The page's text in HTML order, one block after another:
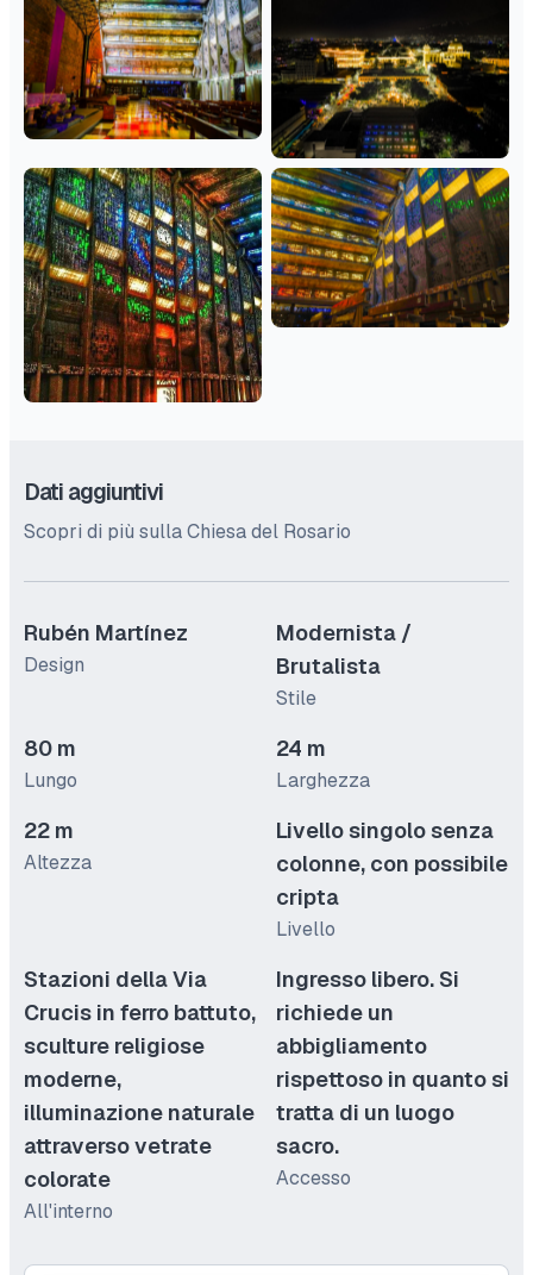
Dati aggiuntivi
Scopri di più sulla Chiesa del Rosario
Rubén Martínez
Design
Modernista /
Brutalista
Stile
80 m
Lungo
24 m
Larghezza
22 m
Altezza
Livello singolo senza
colonne, con possibile
cripta
Livello
Stazioni della Via
Crucis in ferro battuto,
sculture religiose
moderne,
illuminazione naturale
attraverso vetrate
colorate
All'interno
Ingresso libero. Si
richiede un
abbigliamento
rispettoso in quanto si
tratta di un luogo
sacro.
Accesso